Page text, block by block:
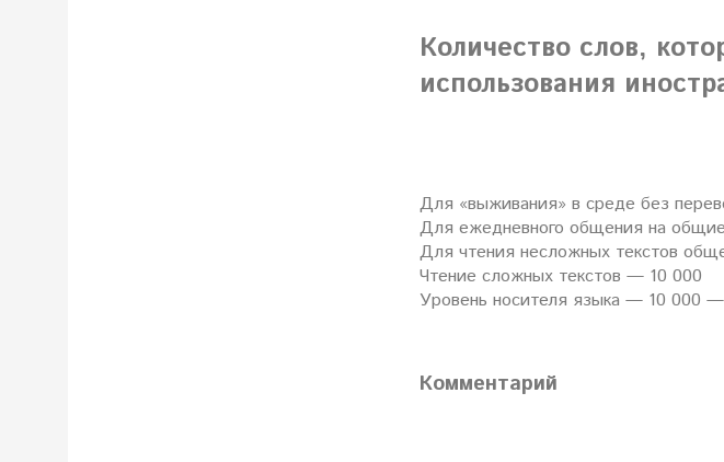
Количество слов,
использования
Для «выживания» в среде без
Для ежедневного общения на
Для чтения несложных текстов
Чтение сложных текстов — 10 000
Уровень носителя языка — 10 000
Комментарий